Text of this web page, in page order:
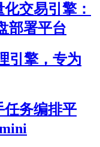
交易引擎：
部署平台
引擎，专为
任务编排平